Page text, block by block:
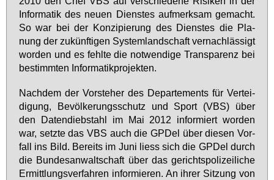
In­for­ma­tik des neu­en Diens­tes auf­merk­sam ge­macht.
So war bei der Kon­zi­pie­rung des Diens­tes die Pla­
nung der zu­künf­ti­gen Sys­tem­land­schaft ver­nach­läs­sigt
wor­den und es fehl­te die not­wen­di­ge Trans­pa­renz bei
be­stimm­ten In­for­ma­tik­pro­jek­ten.
Nach­dem der Vor­ste­her des De­par­te­ments für Ver­tei­
di­gung, Be­völ­ke­rungs­schutz und Sport (VBS) über
den Da­ten­dieb­stahl im Mai 2012 in­for­miert wor­den
war, setz­te das VBS auch die GPDel über die­sen Vor­
fall ins Bild. Be­reits im Ju­ni liess sich die GPDel durch
die Bun­des­an­walt­schaft über das ge­richts­po­li­zei­li­che
Er­mitt­lungs­ver­fah­ren in­for­mie­ren. An ih­rer Sit­zung von